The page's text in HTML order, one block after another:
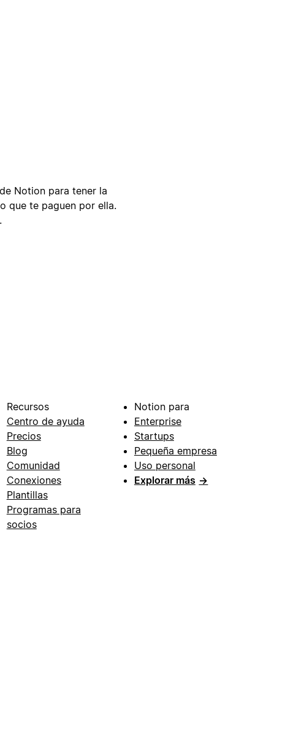
Notion para tener la
que te paguen por ella.
Recursos
Centro de ayuda
Precios
Blog
Comunidad
Conexiones
Plantillas
Programas para
socios
Notion para
Enterprise
Startups
Pequeña empresa
Uso personal
Explorar más →